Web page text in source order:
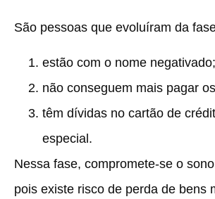
São pessoas que evoluíram da
estão com o nome negativado;
não conseguem mais pagar
têm dívidas no cartão de
especial.
Nessa fase, compromete-se o
pois existe risco de perda de bens